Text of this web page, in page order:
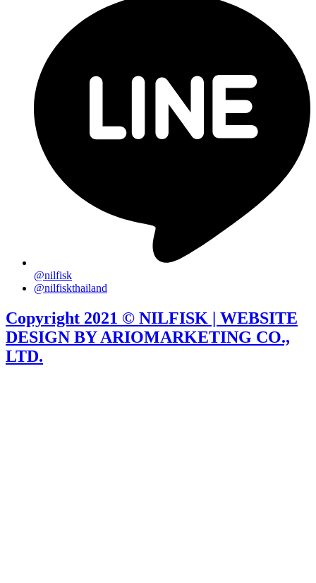
@nilfisk
@nilfiskthailand
Copyright 2021 © NILFISK | WEBSITE
DESIGN BY ARIOMARKETING CO.,
LTD.